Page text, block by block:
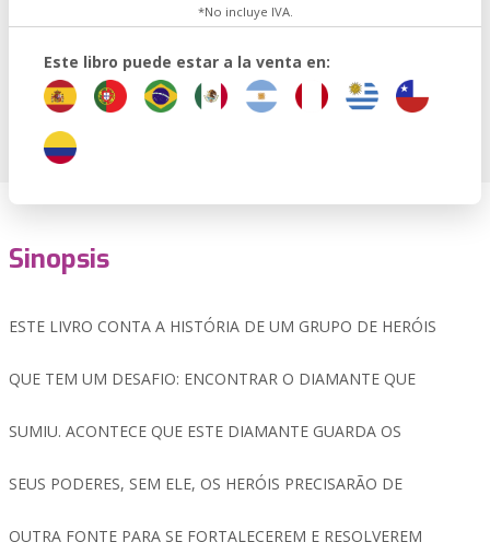
*No incluye IVA.
Este libro puede estar a la venta en:
Sinopsis
ESTE LIVRO CONTA A HISTÓRIA DE UM GRUPO DE HERÓIS
QUE TEM UM DESAFIO: ENCONTRAR O DIAMANTE QUE
SUMIU. ACONTECE QUE ESTE DIAMANTE GUARDA OS
SEUS PODERES, SEM ELE, OS HERÓIS PRECISARÃO DE
OUTRA FONTE PARA SE FORTALECEREM E RESOLVEREM